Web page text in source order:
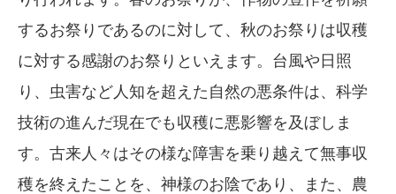
するお祭りであるのに対して、秋のお祭りは収穫
に対する感謝のお祭りといえます。台風や日照
り、虫害など人知を超えた自然の悪条件は、科学
技術の進んだ現在でも収穫に悪影響を及ぼしま
す。古来人々はその様な障害を乗り越えて無事収
穫を終えたことを、神様のお陰であり、また、農